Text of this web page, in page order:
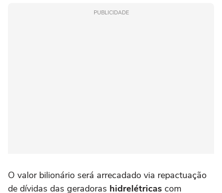
PUBLICIDADE
O valor bilionário será arrecadado via repactuação
de dívidas das geradoras hidrelétricas com